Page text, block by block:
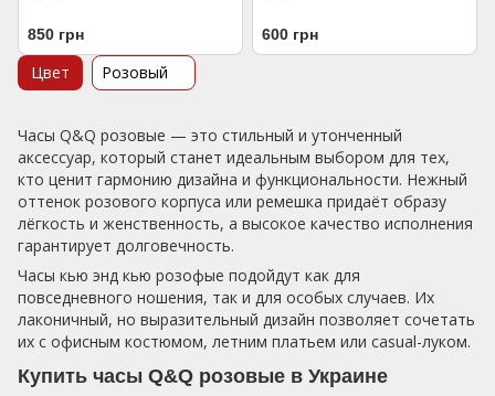
850 грн 600 грн
Часы Q&Q розовые — это стильный и утонченный
аксессуар, который станет идеальным выбором для тех,
кто ценит гармонию дизайна и функциональности. Нежный
оттенок розового корпуса или ремешка придаёт образу
лёгкость и женственность, а высокое качество исполнения
гарантирует долговечность.
Часы кью энд кью розофые подойдут как для
повседневного ношения, так и для особых случаев. Их
лаконичный, но выразительный дизайн позволяет сочетать
их с офисным костюмом, летним платьем или casual-луком.
Купить часы Q&Q розовые в Украине
Цвет Розовый